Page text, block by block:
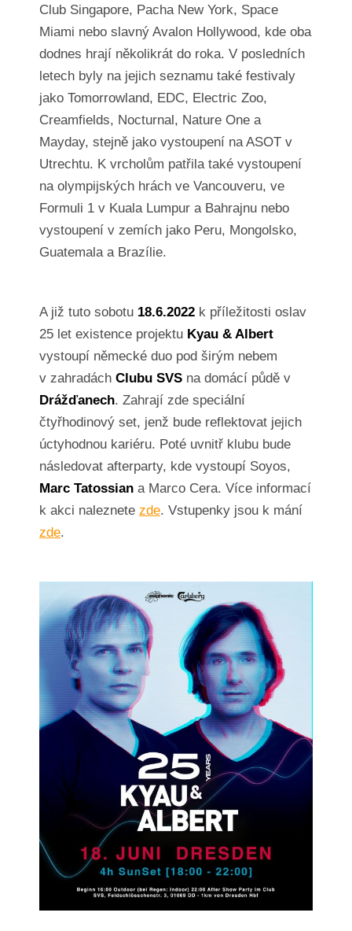
Club Singapore, Pacha New York, Space
Miami nebo slavný Avalon Hollywood, kde oba
dodnes hrají několikrát do roka. V posledních
letech byly na jejich seznamu také festivaly
jako Tomorrowland, EDC, Electric Zoo,
Creamfields, Nocturnal, Nature One a
Mayday, stejně jako vystoupení na ASOT v
Utrechtu. K vrcholům patřila také vystoupení
na olympijských hrách ve Vancouveru, ve
Formuli 1 v Kuala Lumpur a Bahrajnu nebo
vystoupení v zemích jako Peru, Mongolsko,
Guatemala a Brazílie.
A již tuto sobotu 18.6.2022 k příležitosti oslav
25 let existence projektu Kyau & Albert
vystoupí německé duo pod širým nebem
v zahradách Clubu SVS na domácí půdě v
Drážďanech. Zahrají zde speciální
čtyřhodinový set, jenž bude reflektovat jejich
úctyhodnou kariéru. Poté uvnitř klubu bude
následovat afterparty, kde vystoupí Soyos,
Marc Tatossian a Marco Cera. Více informací
k akci naleznete zde. Vstupenky jsou k mání
zde.